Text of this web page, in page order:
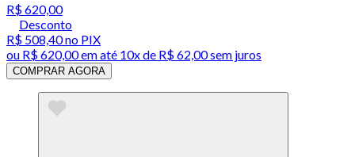
R$ 620,00
Desconto
R$ 508,40no PIX
ou R$ 620,00em até 10x de R$ 62,00 sem juros
COMPRAR AGORA